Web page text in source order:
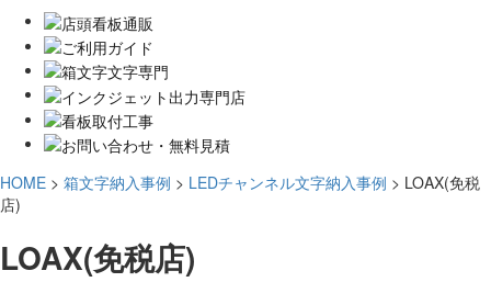
HOME > 箱文字納入事例 > LEDチャンネル文字納入事例 > LOAX(免税
店)
LOAX(免税店)